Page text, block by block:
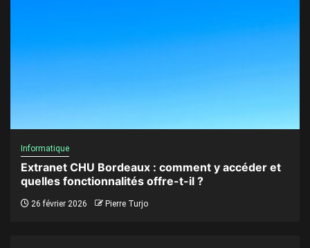
Informatique
Extranet CHU Bordeaux : comment y accéder et
quelles fonctionnalités offre-t-il ?
26 février 2026 Pierre Turjo